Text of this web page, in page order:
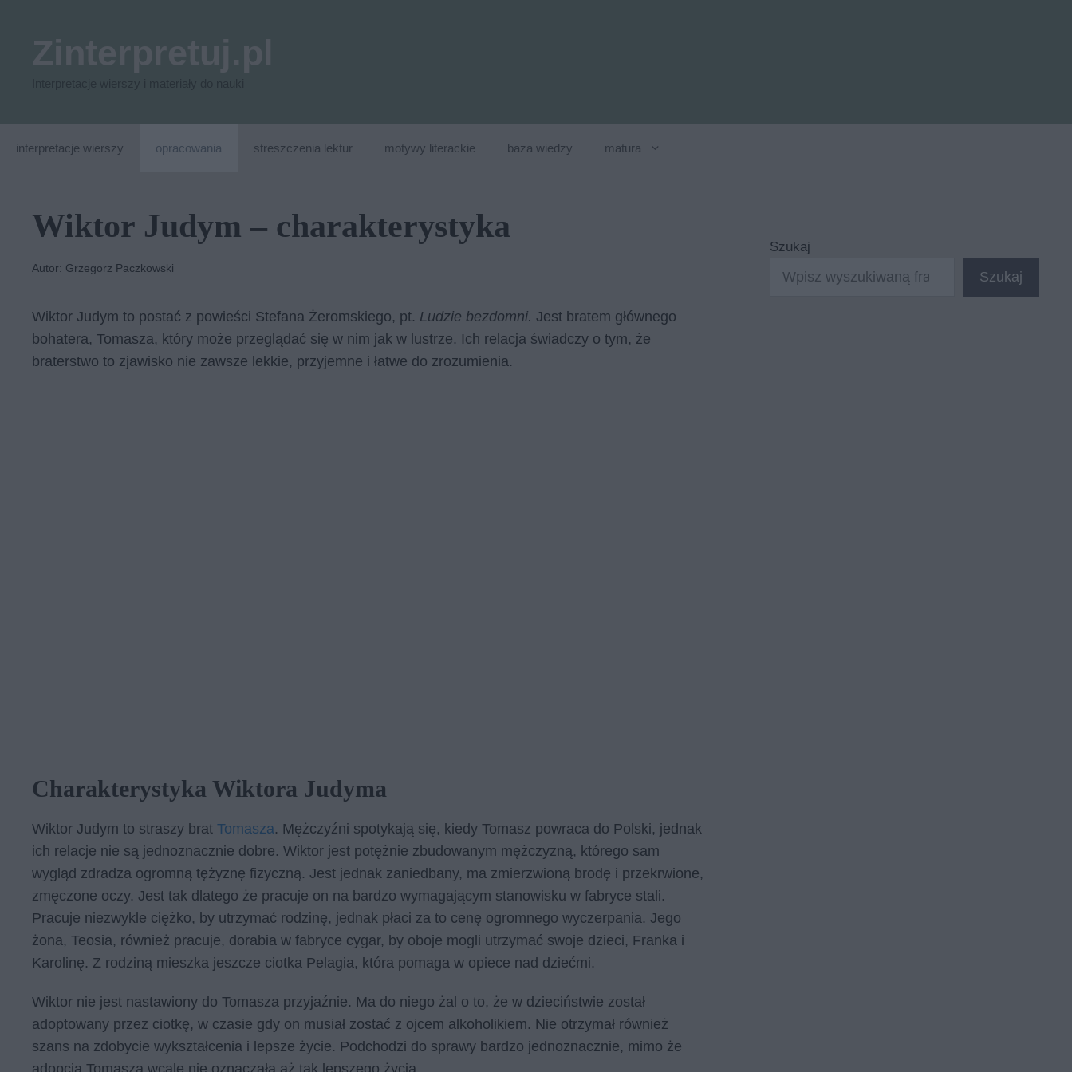
interpretacje wierszy opracowania streszczenia lektur motywy literackie baza wiedzy matura
Wiktor Judym – charakterystyka
Autor: Grzegorz Paczkowski
Wiktor Judym to postać z powieści Stefana Żeromskiego, pt. Ludzie bezdomni. Jest bratem głównego
bohatera, Tomasza, który może przeglądać się w nim jak w lustrze. Ich relacja świadczy o tym, że
braterstwo to zjawisko nie zawsze lekkie, przyjemne i łatwe do zrozumienia.
Charakterystyka Wiktora Judyma
Wiktor Judym to straszy brat Tomasza. Mężczyźni spotykają się, kiedy Tomasz powraca do Polski, jednak
ich relacje nie są jednoznacznie dobre. Wiktor jest potężnie zbudowanym mężczyzną, którego sam
wygląd zdradza ogromną tężyznę fizyczną. Jest jednak zaniedbany, ma zmierzwioną brodę i przekrwione,
zmęczone oczy. Jest tak dlatego że pracuje on na bardzo wymagającym stanowisku w fabryce stali.
Pracuje niezwykle ciężko, by utrzymać rodzinę, jednak płaci za to cenę ogromnego wyczerpania. Jego
żona, Teosia, również pracuje, dorabia w fabryce cygar, by oboje mogli utrzymać swoje dzieci, Franka i
Karolinę. Z rodziną mieszka jeszcze ciotka Pelagia, która pomaga w opiece nad dziećmi.
Wiktor nie jest nastawiony do Tomasza przyjaźnie. Ma do niego żal o to, że w dzieciństwie został
adoptowany przez ciotkę, w czasie gdy on musiał zostać z ojcem alkoholikiem. Nie otrzymał również
szans na zdobycie wykształcenia i lepsze życie. Podchodzi do sprawy bardzo jednoznacznie, mimo że
Szukaj
Szukaj